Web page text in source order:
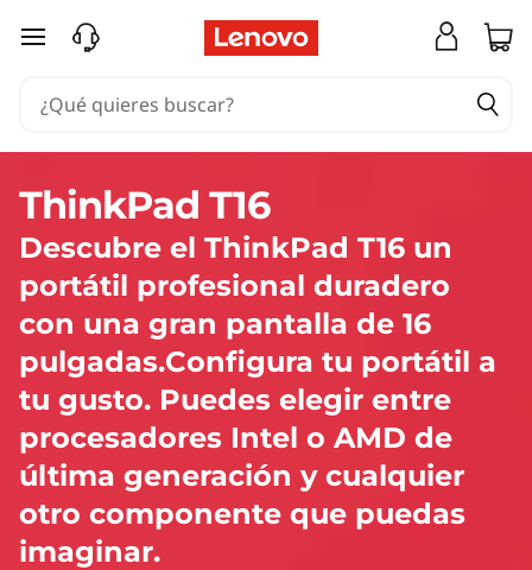
T
n
k
P
a
d
T
1
6
Ir al contenido principal
ThinkPad T16
Descubre el ThinkPad T16 un
portátil profesional duradero
con una gran pantalla de 16
pulgadas.Configura tu portátil a
tu gusto. Puedes elegir entre
procesadores Intel o AMD de
última generación y cualquier
otro componente que puedas
imaginar.